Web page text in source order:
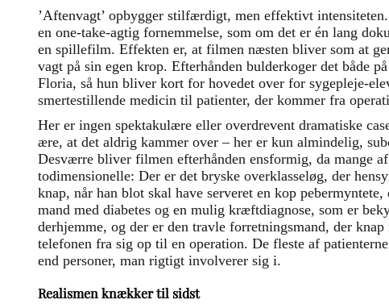
’Aftenvagt’ opbygger stilfærdigt, men effektivt
en one-take-agtig fornemmelse, som om det er én lang
en spillefilm. Effekten er, at filmen næsten bliver som at
vagt på sin egen krop. Efterhånden bulderkoger det både
Floria, så hun bliver kort for hovedet over for sygepleje-
smertestillende medicin til patienter, der kommer fra
Her er ingen spektakulære eller overdrevent dramatiske
ære, at det aldrig kammer over – her er kun almindelig,
Desværre bliver filmen efterhånden ensformig, da mange
todimensionelle: Der er det bryske overklasseløg, der
knap, når han blot skal have serveret en kop
mand med diabetes og en mulig kræftdiagnose, som er
derhjemme, og der er den travle forretningsmand, der
telefonen fra sig op til en operation. De fleste af
end personer, man rigtigt involverer sig i.
Realismen knækker til sidst